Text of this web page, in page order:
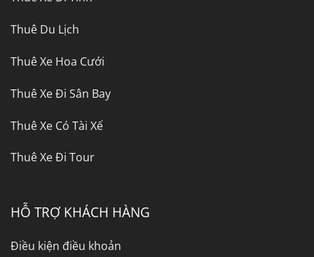
Thuê Du Lịch
Thuê Xe Hoa Cưới
Thuê Xe Đi Sân Bay
Thuê Xe Có Tài Xế
Thuê Xe Đi Tour
HỖ TRỢ KHÁCH HÀNG
Điều kiện điều khoản